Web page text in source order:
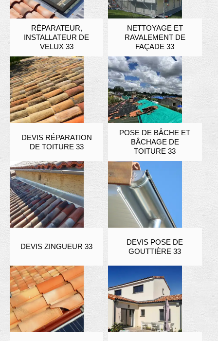
RÉPARATEUR,
INSTALLATEUR DE
VELUX 33
NETTOYAGE ET
RAVALEMENT DE
FAÇADE 33
DEVIS RÉPARATION
DE TOITURE 33
POSE DE BÂCHE ET
BÂCHAGE DE
TOITURE 33
DEVIS ZINGUEUR 33
DEVIS POSE DE
GOUTTIÈRE 33